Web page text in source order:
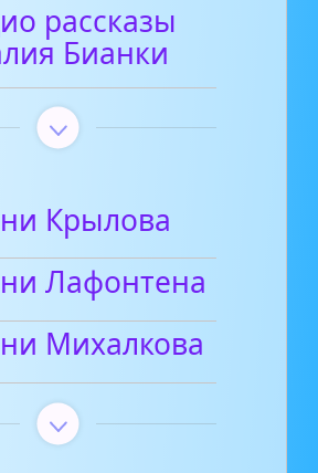
рассказы
Бианки
Крылова
Лафонтена
Михалкова